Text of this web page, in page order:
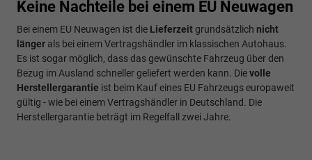
Keine Nachteile bei einem EU Neuwagen
Bei einem EU Neuwagen ist die Lieferzeitgrundsätzlich nicht
länger als bei einem Vertragshändler im klassischen Autohaus.
Es ist sogar möglich, dass das gewünschte Fahrzeug über den
Bezug im Ausland schneller geliefert werden kann. Dievolle
Herstellergarantie ist beim Kauf eines EU Fahrzeugs europaweit
gültig - wie bei einem Vertragshändler in Deutschland. Die
Herstellergarantie beträgt im Regelfall zwei Jahre.